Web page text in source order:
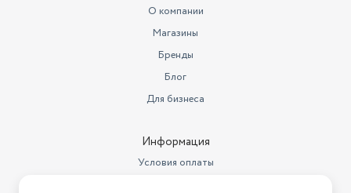
О компании
Магазины
Бренды
Блог
Для бизнеса
Информация
Условия оплаты